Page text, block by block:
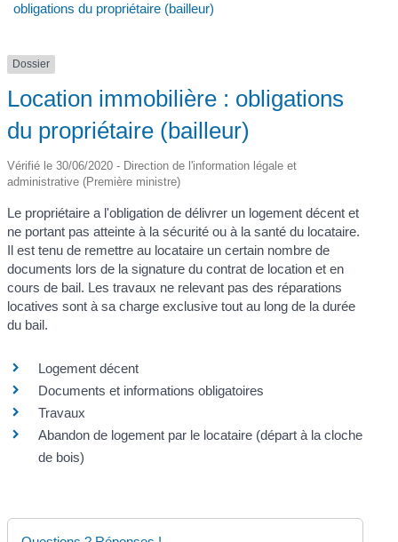
obligations du propriétaire (bailleur)
Dossier
Location immobilière : obligations
du propriétaire (bailleur)
Vérifié le 30/06/2020 - Direction de l'information légale et
administrative (Première ministre)
Le propriétaire a l'obligation de délivrer un logement décent et
ne portant pas atteinte à la sécurité ou à la santé du locataire.
Il est tenu de remettre au locataire un certain nombre de
documents lors de la signature du contrat de location et en
cours de bail. Les travaux ne relevant pas des réparations
locatives sont à sa charge exclusive tout au long de la durée
du bail.
Logement décent
Documents et informations obligatoires
Travaux
Abandon de logement par le locataire (départ à la cloche
de bois)